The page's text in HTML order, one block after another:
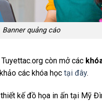
Banner quảng cáo
Tuyettac.org còn mở các
các khóa học tại đây.
kế đồ họa in ấn tại Mỹ